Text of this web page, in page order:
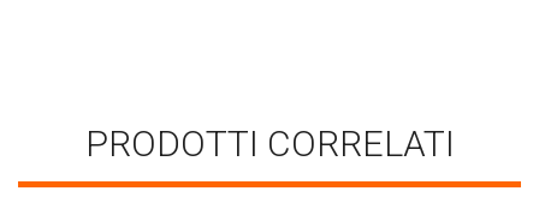
PRODOTTI CORRELATI